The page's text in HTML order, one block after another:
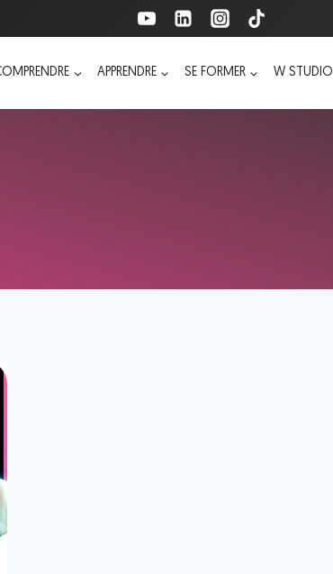
APPRENDRE SE FORMER W STUDIO